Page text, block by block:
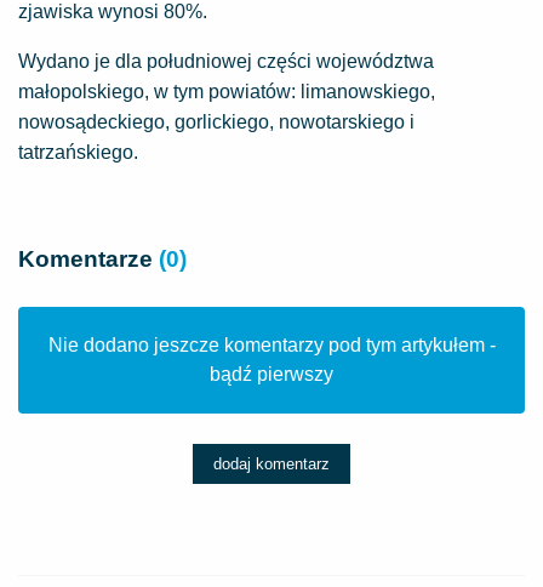
zjawiska wynosi 80%.
Wydano je dla południowej części województwa
małopolskiego, w tym powiatów: limanowskiego,
nowosądeckiego, gorlickiego, nowotarskiego i
tatrzańskiego.
Komentarze (0)
Nie dodano jeszcze komentarzy pod tym artykułem -
bądź pierwszy
dodaj komentarz